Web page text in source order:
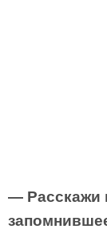
— Расскажи